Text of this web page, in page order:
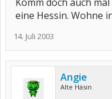
eine Hessin. Wohne
14. Juli 2003
Angie
Alte Häsin